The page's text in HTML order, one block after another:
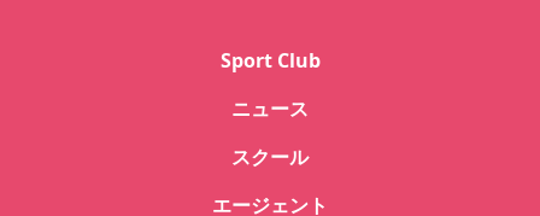
Sport Club
ニュース
スクール
エージェント